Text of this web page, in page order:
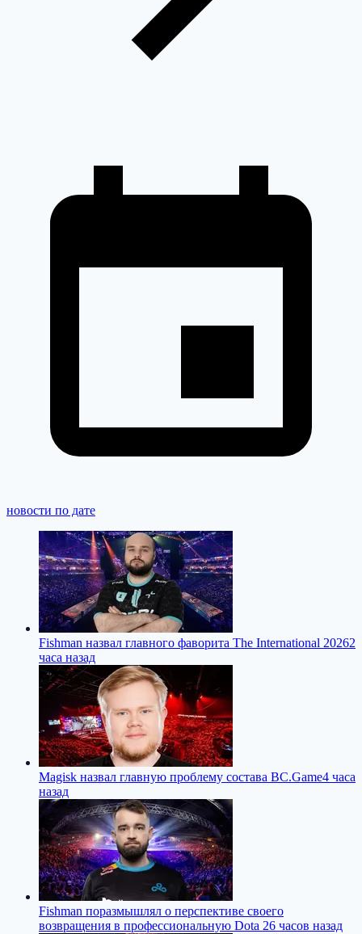
новости по дате
Fishman назвал главного фаворита The International 20262
часа назад
Magisk назвал главную проблему состава BC.Game4 часа
назад
Fishman поразмышлял о перспективе своего
возвращения в профессиональную Dota 26 часов назад